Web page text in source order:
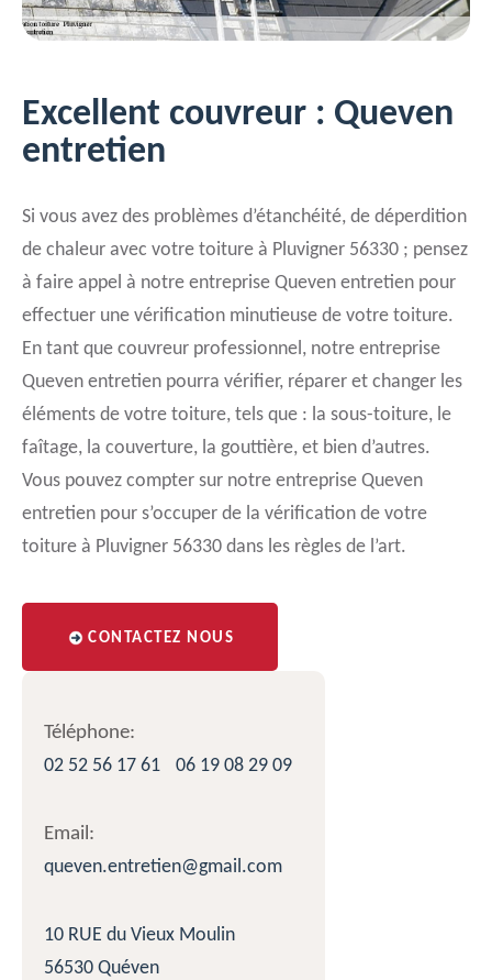
Excellent couvreur : Queven
entretien
Si vous avez des problèmes d’étanchéité, de déperdition
de chaleur avec votre toiture à Pluvigner 56330 ; pensez
à faire appel à notre entreprise Queven entretien pour
effectuer une vérification minutieuse de votre toiture.
En tant que couvreur professionnel, notre entreprise
Queven entretien pourra vérifier, réparer et changer les
éléments de votre toiture, tels que : la sous-toiture, le
faîtage, la couverture, la gouttière, et bien d’autres.
Vous pouvez compter sur notre entreprise Queven
entretien pour s’occuper de la vérification de votre
toiture à Pluvigner 56330 dans les règles de l’art.
CONTACTEZ NOUS
Téléphone:
02 52 56 17 61
06 19 08 29 09
Email:
queven.entretien@gmail.com
10 RUE du Vieux Moulin
56530 Quéven